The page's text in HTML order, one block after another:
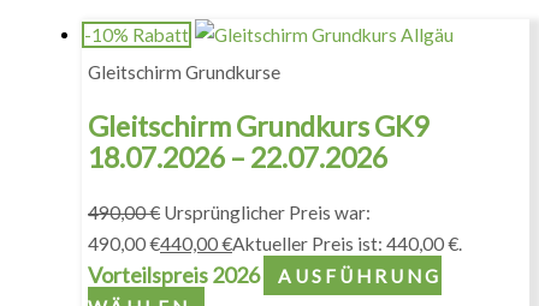
-10% Rabatt
Gleitschirm Grundkurse
Gleitschirm Grundkurs GK9
18.07.2026 – 22.07.2026
490,00€ Ursprünglicher Preis war:
490,00 €440,00€Aktueller Preis ist: 440,00 €.
Vorteilspreis 2026
AUSFÜHRUNG